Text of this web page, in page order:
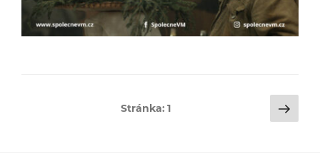
Stránka:1